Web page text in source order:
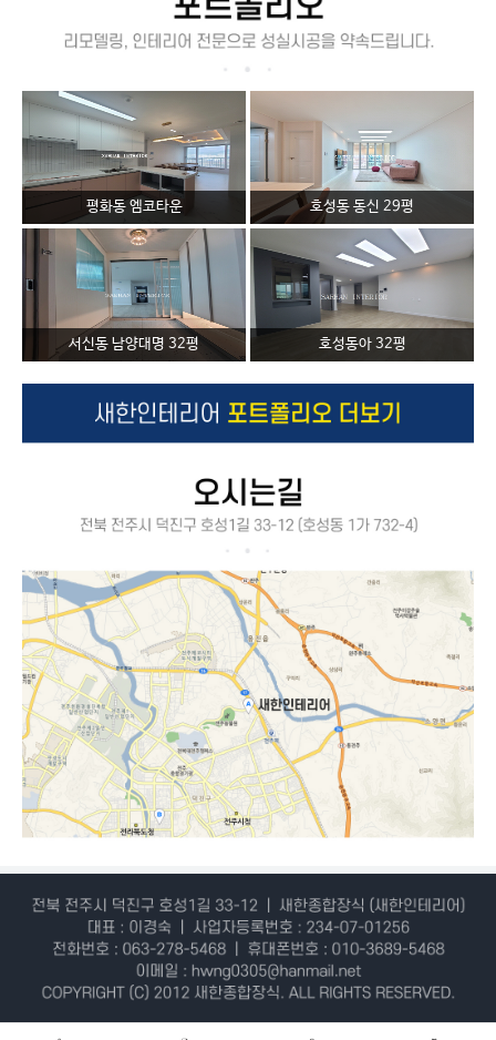
평화동 엠코타운 호성동 동신 29평
서신동 남양대명 32평 호성동아 32평